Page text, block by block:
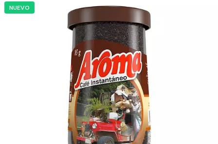
NUEVO